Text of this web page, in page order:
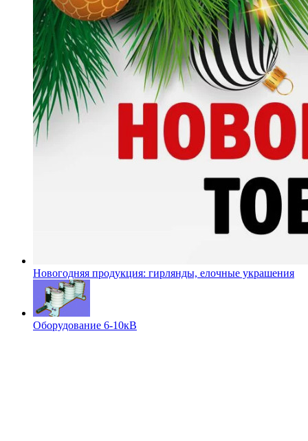
Новогодняя продукция: гирлянды, елочные украшения
Оборудование 6-10кВ